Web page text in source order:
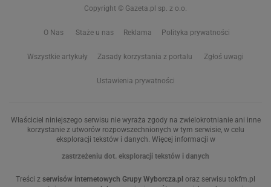
Copyright © Gazeta.pl sp. z o.o.
O Nas Staże u nas Reklama Polityka prywatności
Wszystkie artykuły Zasady korzystania z portalu Zgłoś uwagi
Ustawienia prywatności
Właściciel niniejszego serwisu nie wyraża zgody na zwielokrotnianie ani inne
korzystanie z utworów rozpowszechnionych w tym serwisie, w celu
eksploracji tekstów i danych. Więcej informacji w
zastrzeżeniu dot. eksploracji tekstów i danych
Treści z serwisów internetowych Grupy Wyborcza.pl oraz serwisu tokfm.pl